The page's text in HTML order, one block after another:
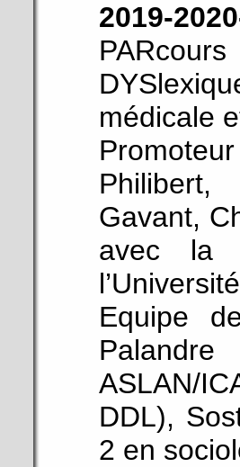
2019-
médicale
Gavant,
avec la
Equipe
ASLAN/
DDL),
2 en